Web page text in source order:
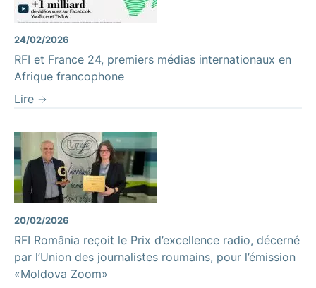
24/02/2026
RFI et France 24, premiers médias internationaux en
Afrique francophone
Lire
20/02/2026
RFI România reçoit le Prix d’excellence radio, décerné
par l’Union des journalistes roumains, pour l’émission
«Moldova Zoom»